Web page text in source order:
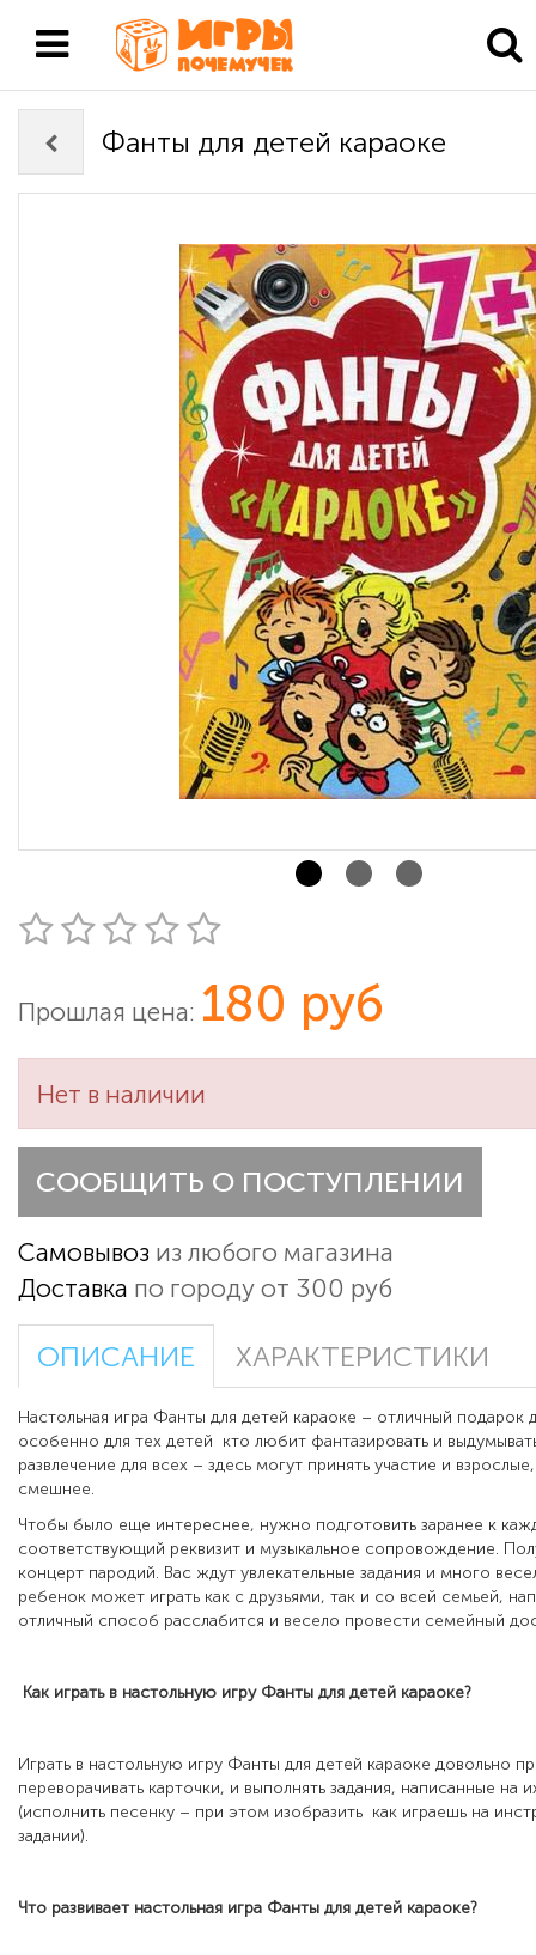
Фанты для детей караоке
Прошлая цена: 180 руб
Нет в наличии
СООБЩИТЬ О ПОСТУПЛЕНИИ
Самовывоз из любого магазина
Доставка по городу от 300 руб
ОПИСАНИЕ ХАРАКТЕРИСТИКИ
Настольная игра Фанты для детей караоке – отличный подарок
особенно для тех детей кто любит фантазировать и
развлечение для всех – здесь могут принять участие и
смешнее.
Чтобы было еще интереснее, нужно подготовить заранее к
соответствующий реквизит и музыкальное сопровождение.
концерт пародий. Вас ждут увлекательные задания и много
ребенок может играть как с друзьями, так и со всей семьей,
отличный способ расслабится и весело провести семейный
Как играть в настольную игру Фанты для детей караоке?
Играть в настольную игру Фанты для детей караоке довольно
переворачивать карточки, и выполнять задания, написанные на
(исполнить песенку – при этом изобразить как играешь на
задании).
Что развивает настольная игра Фанты для детей караоке?